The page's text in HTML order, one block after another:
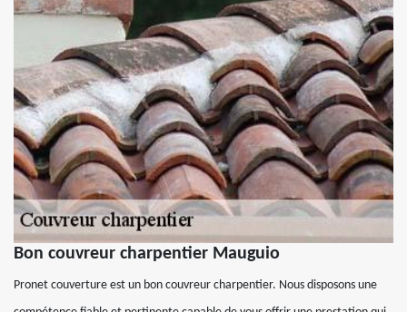
Bon couvreur charpentier Mauguio
Pronet couverture est un bon couvreur charpentier. Nous disposons une